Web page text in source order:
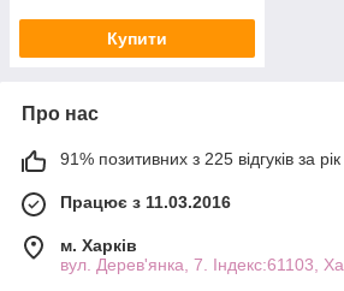
Купити
Про нас
91% позитивних з 225 відгуків за рік
Працює з 11.03.2016
м. Харків
вул. Дерев'янка, 7. Індекс:61103,